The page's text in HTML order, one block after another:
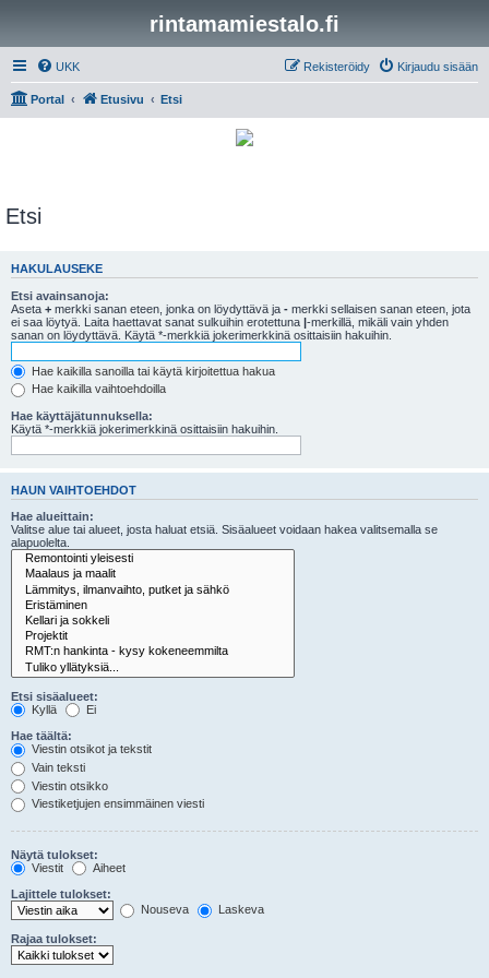
rintamamiestalo.fi
UKK Kirjaudu sisään
Rekisteröidy
Portal Etusivu Etsi
Etsi
HAKULAUSEKE
Etsi avainsanoja:
Aseta + merkki sanan eteen, jonka on löydyttävä ja - merkki sellaisen sanan eteen, jota
ei saa löytyä. Laita haettavat sanat sulkuihin erotettuna |-merkillä, mikäli vain yhden
sanan on löydyttävä. Käytä *-merkkiä jokerimerkkinä osittaisiin hakuihin.
Hae kaikilla sanoilla tai käytä kirjoitettua hakua
Hae kaikilla vaihtoehdoilla
Hae käyttäjätunnuksella:
Käytä *-merkkiä jokerimerkkinä osittaisiin hakuihin.
HAUN VAIHTOEHDOT
Hae alueittain:
Valitse alue tai alueet, josta haluat etsiä. Sisäalueet voidaan hakea valitsemalla se
alapuolelta.
Etsi sisäalueet:
Kyllä
Ei
Hae täältä:
Viestin otsikot ja tekstit
Vain teksti
Viestin otsikko
Viestiketjujen ensimmäinen viesti
Näytä tulokset:
Viestit
Aiheet
Lajittele tulokset:
Nouseva
Laskeva
Rajaa tulokset: